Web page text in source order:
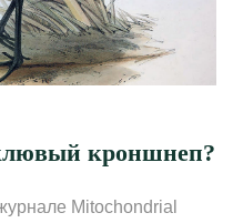
кроншнеп?
Mitochondrial